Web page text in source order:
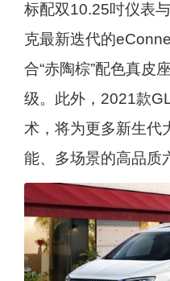
标配双10.25吋仪表
克最新迭代的
合“赤陶棕”配色真皮
级。此外，2021款
术，将为更多新生代
能、多场景的高品质